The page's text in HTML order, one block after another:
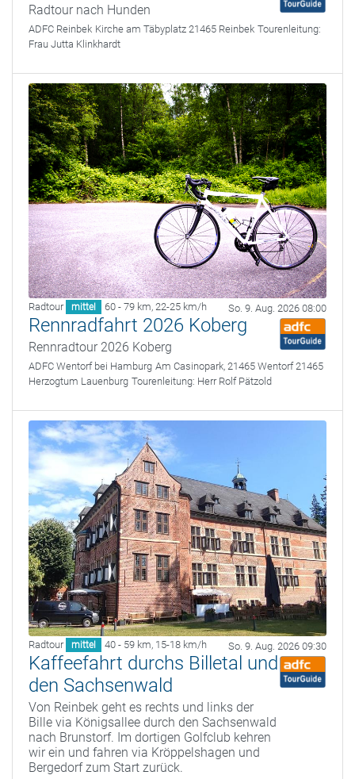
Radtour nach Hunden
ADFC Reinbek Kirche am Täbyplatz 21465 Reinbek Tourenleitung:
Frau Jutta Klinkhardt
Radtour mittel 60 - 79 km, 22-25 km/h So. 9. Aug. 2026 08:00
Rennradfahrt 2026 Koberg
Rennradtour 2026 Koberg
ADFC Wentorf bei Hamburg Am Casinopark, 21465 Wentorf 21465
Herzogtum Lauenburg Tourenleitung: Herr Rolf Pätzold
Radtour mittel 40 - 59 km, 15-18 km/h So. 9. Aug. 2026 09:30
Kaffeefahrt durchs Billetal und
den Sachsenwald
Von Reinbek geht es rechts und links der
Bille via Königsallee durch den Sachsenwald
nach Brunstorf. Im dortigen Golfclub kehren
wir ein und fahren via Kröppelshagen und
Bergedorf zum Start zurück.